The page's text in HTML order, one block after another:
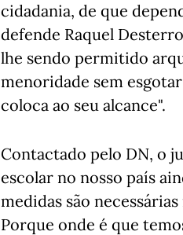
cidadania, de que
defende Raquel
lhe sendo permitido
menoridade sem
coloca ao seu alcance".
Contactado pelo DN, o
escolar no nosso país
medidas são
Porque onde é que